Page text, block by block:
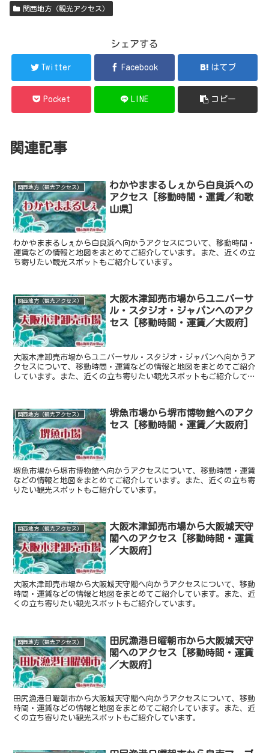
関西地方（観光アクセス）
シェアする
Twitter Facebook はてブ
Pocket LINE コピー
関連記事
関西地方（観光アクセス）
わかやままるしぇから白良浜への
アクセス [移動時間・運賃／和歌
山県]
わかやままるしぇから白良浜へ向かうアクセスについて、移動時間・
運賃などの情報と地図をまとめてご紹介しています。また、近くの立
ち寄りたい観光スポットもご紹介しています。
関西地方（観光アクセス）
大阪木津卸売市場からユニバーサ
ル・スタジオ・ジャパンへのアク
セス [移動時間・運賃／大阪府]
大阪木津卸売市場からユニバーサル・スタジオ・ジャパンへ向かうア
クセスについて、移動時間・運賃などの情報と地図をまとめてご紹介
しています。また、近くの立ち寄りたい観光スポットもご紹介してい
関西地方（観光アクセス）
堺魚市場から堺市博物館へのアク
セス [移動時間・運賃／大阪府]
堺魚市場から堺市博物館へ向かうアクセスについて、移動時間・運賃
などの情報と地図をまとめてご紹介しています。また、近くの立ち寄
りたい観光スポットもご紹介しています。
関西地方（観光アクセス）
大阪木津卸売市場から大阪城天守
閣へのアクセス [移動時間・運賃
／大阪府]
大阪木津卸売市場から大阪城天守閣へ向かうアクセスについて、移動
時間・運賃などの情報と地図をまとめてご紹介しています。また、近
くの立ち寄りたい観光スポットもご紹介しています。
関西地方（観光アクセス）
田尻漁港日曜朝市から大阪城天守
閣へのアクセス [移動時間・運賃
／大阪府]
田尻漁港日曜朝市から大阪城天守閣へ向かうアクセスについて、移動
時間・運賃などの情報と地図をまとめてご紹介しています。また、近
くの立ち寄りたい観光スポットもご紹介しています。